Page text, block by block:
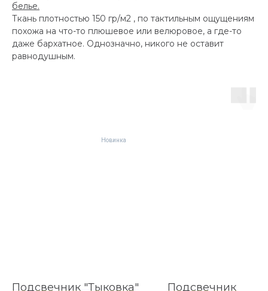
белье.
Ткань плотностью 150 гр/м2 , по тактильным ощущениям
похожа на что-то плюшевое или велюровое, а где-то
даже бархатное. Однозначно, никого не оставит
равнодушным.
Новинка
Подсвечник "Тыковка"
Подсвечник